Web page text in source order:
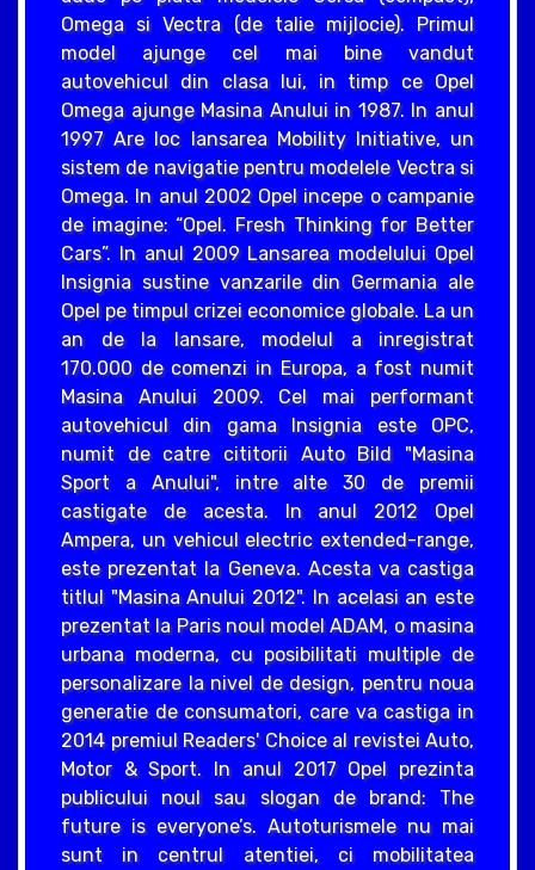
Omega si Vectra (de talie mijlocie). Primul
model ajunge cel mai bine vandut
autovehicul din clasa lui, in timp ce Opel
Omega ajunge Masina Anului in 1987. In anul
1997 Are loc lansarea Mobility Initiative, un
sistem de navigatie pentru modelele Vectra si
Omega. In anul 2002 Opel incepe o campanie
de imagine: “Opel. Fresh Thinking for Better
Cars”. In anul 2009 Lansarea modelului Opel
Insignia sustine vanzarile din Germania ale
Opel pe timpul crizei economice globale. La un
an de la lansare, modelul a inregistrat
170.000 de comenzi in Europa, a fost numit
Masina Anului 2009. Cel mai performant
autovehicul din gama Insignia este OPC,
numit de catre cititorii Auto Bild "Masina
Sport a Anului", intre alte 30 de premii
castigate de acesta. In anul 2012 Opel
Ampera, un vehicul electric extended-range,
este prezentat la Geneva. Acesta va castiga
titlul "Masina Anului 2012". In acelasi an este
prezentat la Paris noul model ADAM, o masina
urbana moderna, cu posibilitati multiple de
personalizare la nivel de design, pentru noua
generatie de consumatori, care va castiga in
2014 premiul Readers' Choice al revistei Auto,
Motor & Sport. In anul 2017 Opel prezinta
publicului noul sau slogan de brand: The
future is everyone’s. Autoturismele nu mai
sunt in centrul atentiei, ci mobilitatea